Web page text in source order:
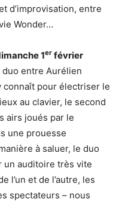
d’improvisation, entre
Wonder…
1er février
duo entre Aurélien
connaît pour électriser le
au clavier, le second
airs joués par le
une prouesse
à saluer, le duo
un auditoire très vite
l’un et de l’autre, les
spectateurs – nous